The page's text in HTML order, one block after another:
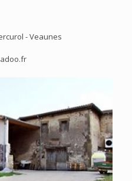
- Veaunes